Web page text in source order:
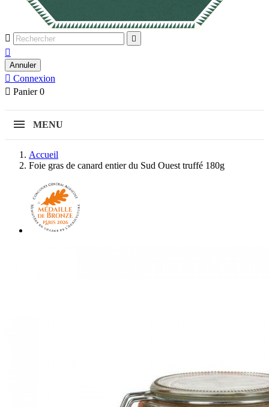
 

Annuler
 Connexion
 Panier 0
MENU
Accueil
Foie gras de canard entier du Sud Ouest truffé 180g